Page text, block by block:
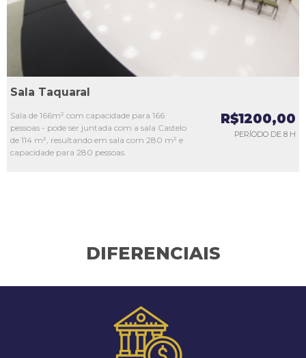
Sala Taquaral
Sala de 166m² com capacidade para 166
pessoas - pode ser juntada com a sala Castelo
de 114 m², resultando em sala com 280 m² e
capacidade para 280 pessoas.
R$1200,00
PERÍODO DE 8 H
DIFERENCIAIS